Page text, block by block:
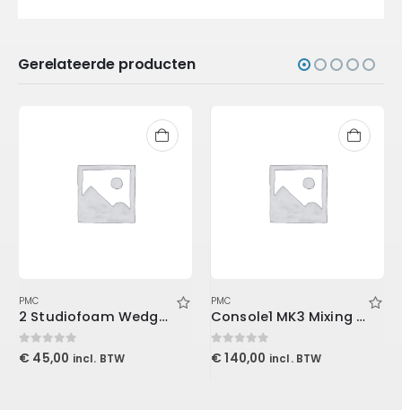
Gerelateerde producten
PMC
2 Studiofoam Wedge, 2/”x2’x4′ panel, Purple
0out of 5
€ 45,00 incl. BTW
PMC
Console1 MK3 Mixing System Stand
0out of 5
€ 140,00 incl. BTW